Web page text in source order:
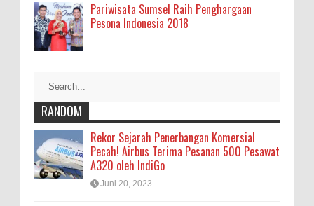
Pariwisata Sumsel Raih Penghargaan
Pesona Indonesia 2018
RANDOM
Rekor Sejarah Penerbangan Komersial
Pecah! Airbus Terima Pesanan 500 Pesawat
A320 oleh IndiGo
Juni 20, 2023